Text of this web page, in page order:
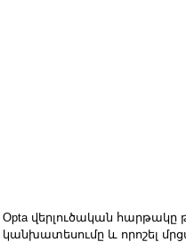
Opta վերլուծական
կանխատեսումը և որոշել